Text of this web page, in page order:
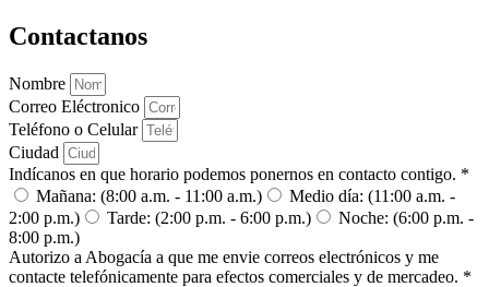
Contactanos
Nombre
Correo Eléctronico
Teléfono o Celular
Ciudad
Indícanos en que horario podemos ponernos en contacto contigo. *
Mañana: (8:00 a.m. - 11:00 a.m.)
Medio día: (11:00 a.m. -
2:00 p.m.)
Tarde: (2:00 p.m. - 6:00 p.m.)
Noche: (6:00 p.m. -
8:00 p.m.)
Autorizo a Abogacía a que me envie correos electrónicos y me
contacte telefónicamente para efectos comerciales y de mercadeo. *